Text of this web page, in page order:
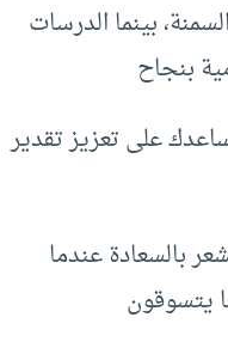
بينما الدرسات
بنجاح
يساعدك على تعزيز تقدير
الدراسات بأن 75% من الناس تشعر بالسعادة عندما
يتسوقون